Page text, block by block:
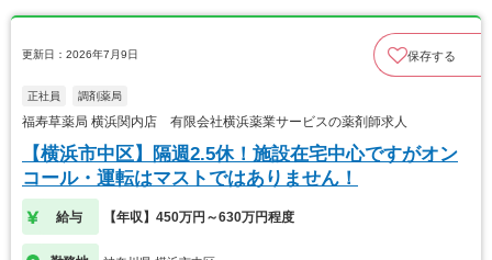
更新日：2026年7月9日 保存する
正社員 調剤薬局
福寿草薬局 横浜関内店 有限会社横浜薬業サービスの薬剤師求人
【横浜市中区】隔週2.5休！施設在宅中心ですがオン
コール・運転はマストではありません！
給与 【年収】450万円～630万円程度